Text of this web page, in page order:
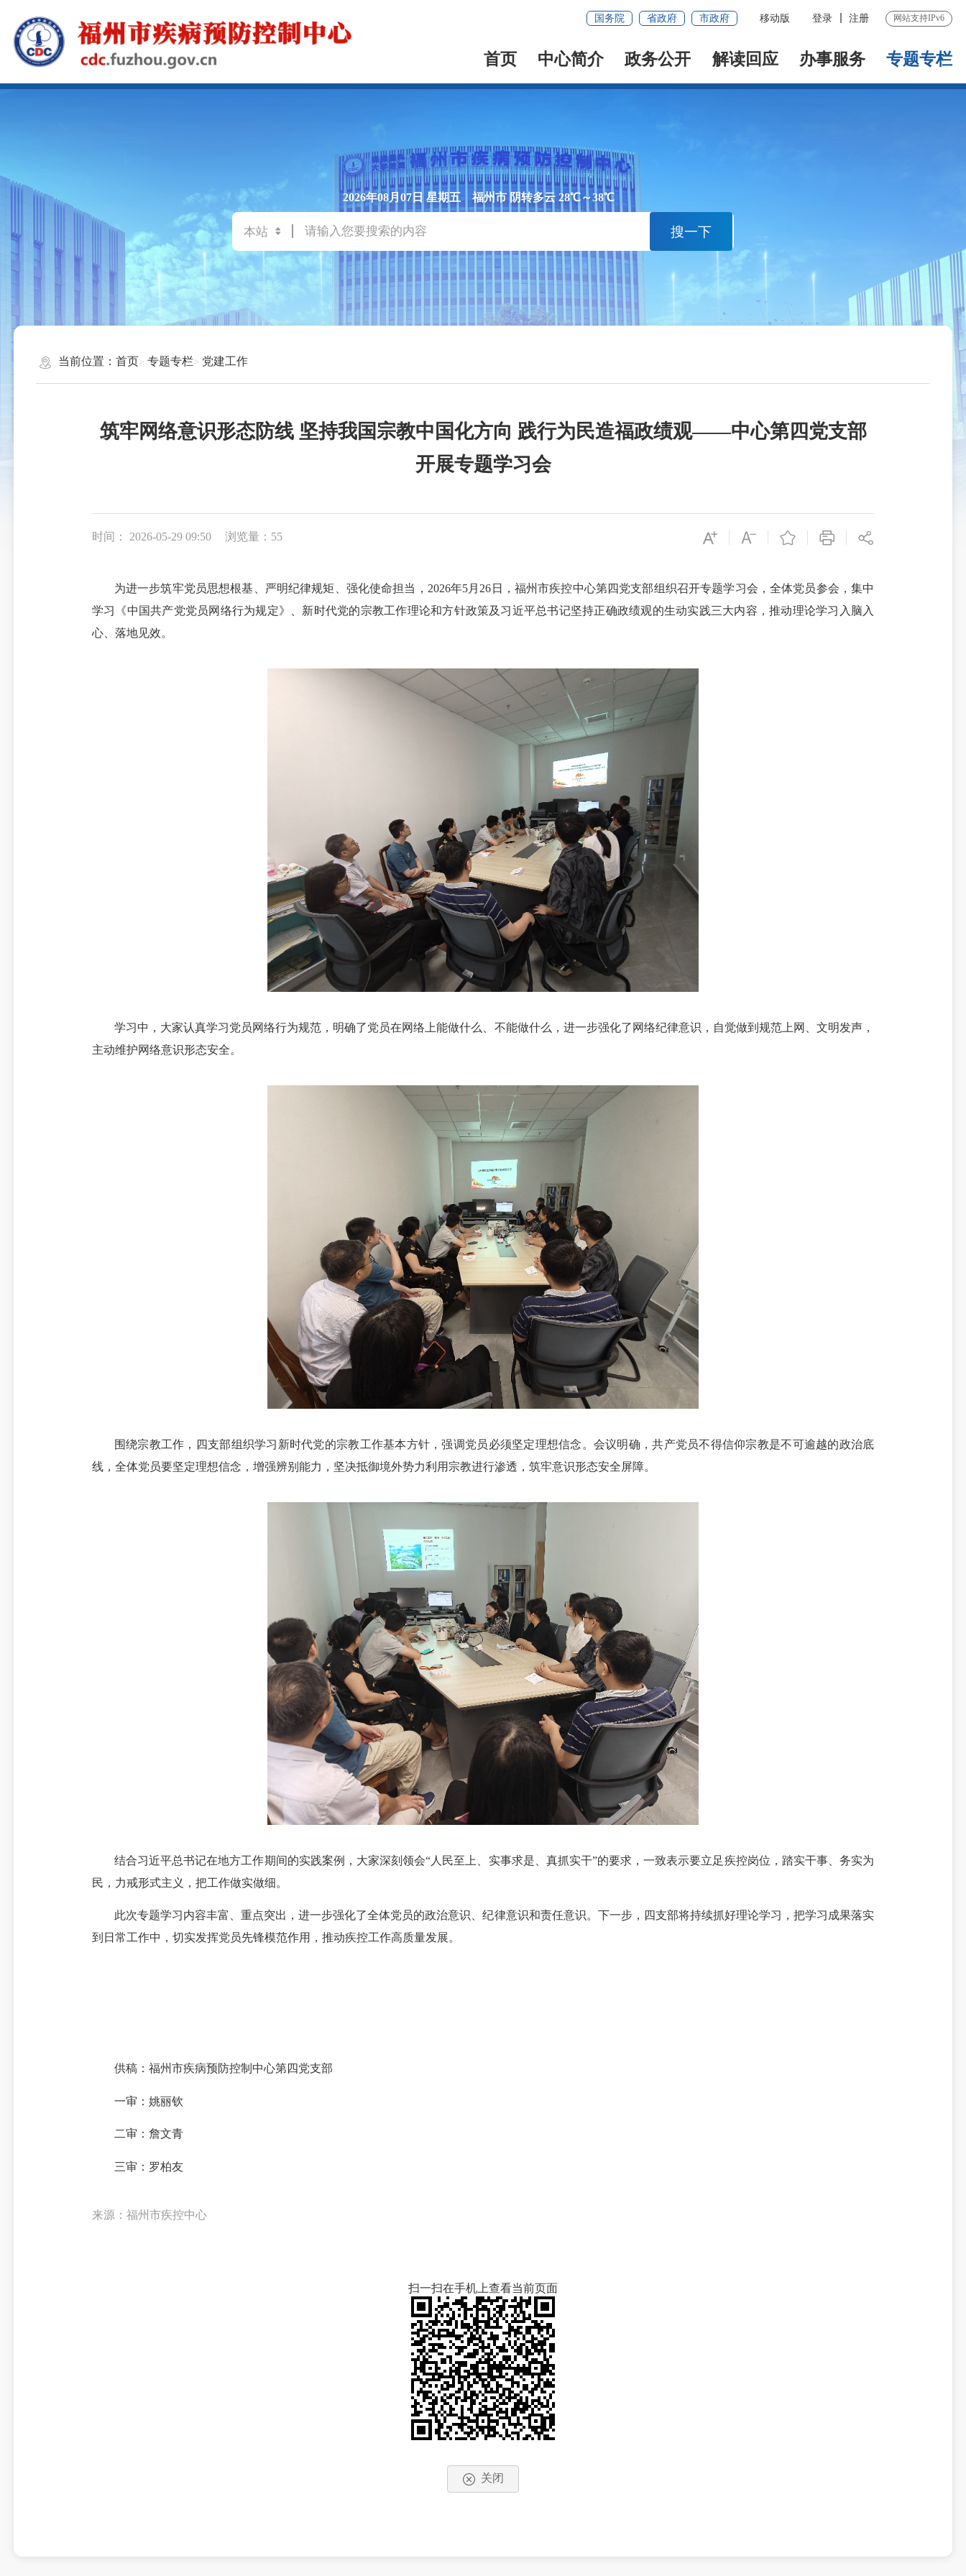
国务院 省政府 市政府 移动版 登录 注册 网站支持IPv6
首页 中心简介 政务公开 解读回应 办事服务 专题专栏
2026年08月07日 星期五 福州市 阴转多云 28℃～38℃
搜一下
当前位置： 首页 专题专栏 党建工作
筑牢网络意识形态防线 坚持我国宗教中国化方向 践行为民造福政绩观——中心第四党支部
开展专题学习会
时间： 2026-05-29 09:50 浏览量：55
为进一步筑牢党员思想根基、严明纪律规矩、强化使命担当，2026年5月26日，福州市疾控中心第四党支部组织召开专题学习会，全体党员参会，集中
学习《中国共产党党员网络行为规定》、新时代党的宗教工作理论和方针政策及习近平总书记坚持正确政绩观的生动实践三大内容，推动理论学习入脑入
心、落地见效。
学习中，大家认真学习党员网络行为规范，明确了党员在网络上能做什么、不能做什么，进一步强化了网络纪律意识，自觉做到规范上网、文明发声，
主动维护网络意识形态安全。
围绕宗教工作，四支部组织学习新时代党的宗教工作基本方针，强调党员必须坚定理想信念。会议明确，共产党员不得信仰宗教是不可逾越的政治底
线，全体党员要坚定理想信念，增强辨别能力，坚决抵御境外势力利用宗教进行渗透，筑牢意识形态安全屏障。
结合习近平总书记在地方工作期间的实践案例，大家深刻领会“人民至上、实事求是、真抓实干”的要求，一致表示要立足疾控岗位，踏实干事、务实为
民，力戒形式主义，把工作做实做细。
此次专题学习内容丰富、重点突出，进一步强化了全体党员的政治意识、纪律意识和责任意识。下一步，四支部将持续抓好理论学习，把学习成果落实
到日常工作中，切实发挥党员先锋模范作用，推动疾控工作高质量发展。
供稿：福州市疾病预防控制中心第四党支部
一审：姚丽钦
二审：詹文青
三审：罗柏友
来源：福州市疾控中心
扫一扫在手机上查看当前页面
关闭